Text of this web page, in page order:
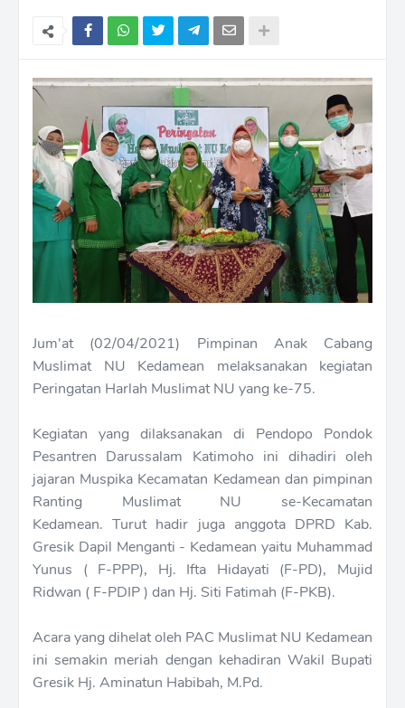
Jum'at (02/04/2021) Pimpinan Anak Cabang
Muslimat NU Kedamean melaksanakan kegiatan
Peringatan Harlah Muslimat NU yang ke-75.
Kegiatan yang dilaksanakan di Pendopo Pondok
Pesantren Darussalam Katimoho ini dihadiri oleh
jajaran Muspika Kecamatan Kedamean dan pimpinan
Ranting Muslimat NU se-Kecamatan
Kedamean. Turut hadir juga anggota DPRD Kab.
Gresik Dapil Menganti - Kedamean yaitu Muhammad
Yunus ( F-PPP), Hj. Ifta Hidayati (F-PD), Mujid
Ridwan ( F-PDIP ) dan Hj. Siti Fatimah (F-PKB).
Acara yang dihelat oleh PAC Muslimat NU Kedamean
ini semakin meriah dengan kehadiran Wakil Bupati
Gresik Hj. Aminatun Habibah, M.Pd.